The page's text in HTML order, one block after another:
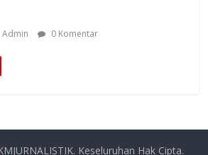
Admin 0 Komentar
. Keseluruhan Hak Cipta.